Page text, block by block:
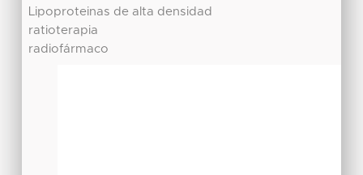
Lipoproteinas de alta densidad
ratioterapia
radiofármaco